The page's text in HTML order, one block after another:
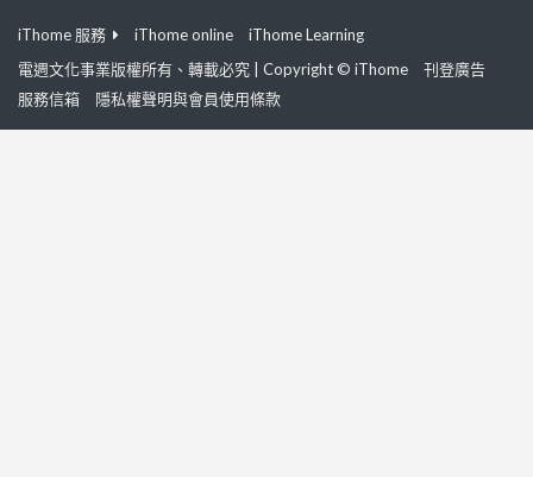
iThome 服務 iThome online
iThome Learning
電週文化事業版權所有、轉載必究 | Copyright © iThome
刊登廣告
服務信箱
隱私權聲明與會員使用條款